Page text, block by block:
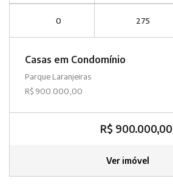
0 275
Casas em Condomínio
Parque Laranjeiras
R$ 900.000,00
R$ 900.000,00
Ver imóvel